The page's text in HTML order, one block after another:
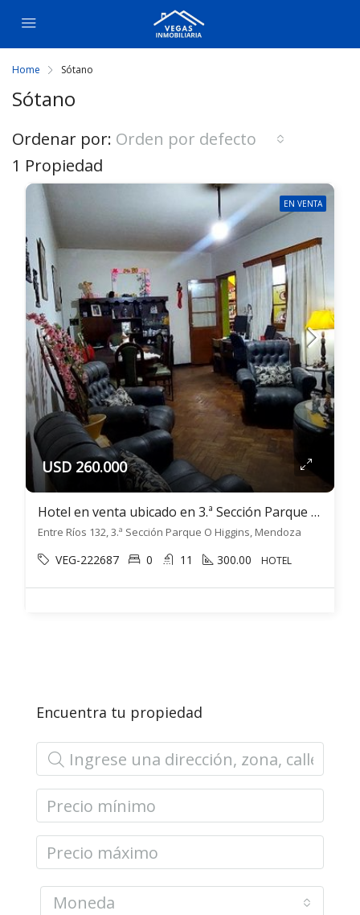
Home Sótano
Sótano
1 Propiedad
Ordenar por: Orden por defecto
EN VENTA
USD 260.000
Hotel en venta ubicado en 3.ª Sección Parque O Higgins
Entre Ríos 132, 3.ª Sección Parque O Higgins, Mendoza
VEG-222687 0 11 300.00 HOTEL
Encuentra tu propiedad
Moneda